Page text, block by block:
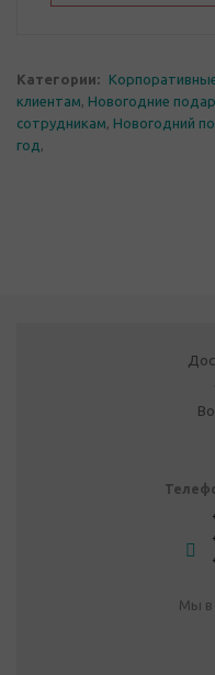
Категории:
клиентам, Новогодние
сотрудникам, Новогодний
год ,
Мы в